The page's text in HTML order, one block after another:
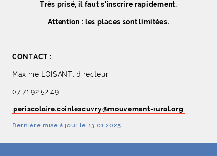
Très prisé, il faut s'inscrire rapidement.
Attention : les places sont limitées.
CONTACT :
Maxime LOISANT, directeur
07.71.92.52.49
periscolaire.coinlescuvry@mouvement-rural.org
Dernière mise à jour le 13.01.2025